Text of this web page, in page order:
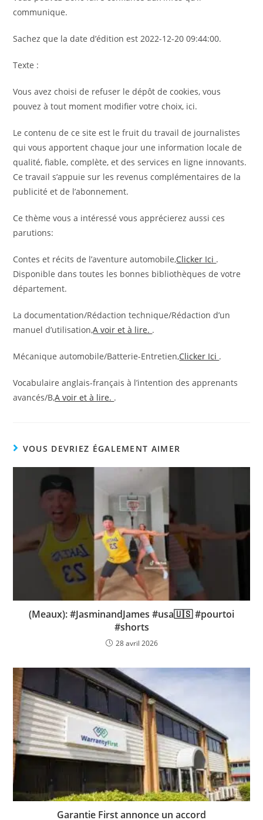
communique.
Sachez que la date d’édition est 2022-12-20 09:44:00.
Texte :
Vous avez choisi de refuser le dépôt de cookies, vous
pouvez à tout moment modifier votre choix, ici.
Le contenu de ce site est le fruit du travail de journalistes
qui vous apportent chaque jour une information locale de
qualité, fiable, complète, et des services en ligne innovants.
Ce travail s’appuie sur les revenus complémentaires de la
publicité et de l’abonnement.
Ce thème vous a intéressé vous apprécierez aussi ces
parutions:
Contes et récits de l’aventure automobile,Clicker Ici .
Disponible dans toutes les bonnes bibliothèques de votre
département.
La documentation/Rédaction technique/Rédaction d’un
manuel d’utilisation,A voir et à lire. .
Mécanique automobile/Batterie-Entretien,Clicker Ici .
Vocabulaire anglais-français à l’intention des apprenants
avancés/B,A voir et à lire. .
VOUS DEVRIEZ ÉGALEMENT AIMER
(Meaux): #JasminandJames #usa🇺🇸 #pourtoi
#shorts
28 avril 2026
Garantie First annonce un accord